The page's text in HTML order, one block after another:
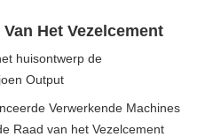
Het Vezelcement
huisontwerp de
Output
Verwerkende Machines
Raad van het Vezelcement